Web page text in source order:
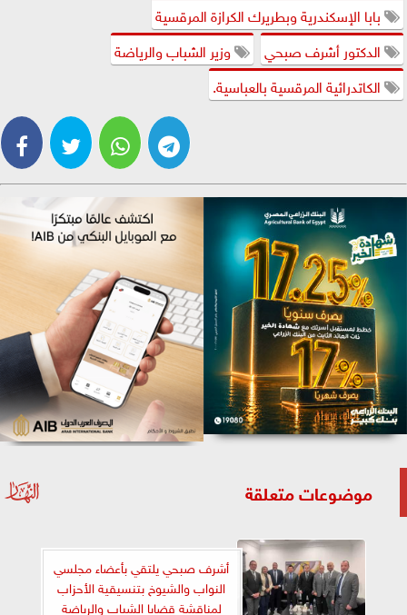
بابا الإسكندرية وبطريرك الكرازة المرقسية
الدكتور أشرف صبحي
وزير الشباب والرياضة
الكاتدرائية المرقسية بالعباسية.
موضوعات متعلقة
أشرف صبحي يلتقي بأعضاء مجلسي
النواب والشيوخ بتنسيقية الأحزاب
لمناقشة قضايا الشباب والرياضة